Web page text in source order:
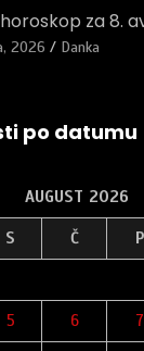
za 8.
2026 Danka
po datumu
AUGUST 2026
S Č P
5 6 7